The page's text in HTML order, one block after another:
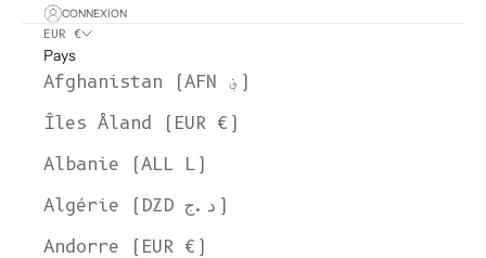
CONNEXION
EUR €
Pays
Afghanistan (AFN ؋)
Îles Åland (EUR €)
Albanie (ALL L)
Algérie (DZD د.ج)
Andorre (EUR €)